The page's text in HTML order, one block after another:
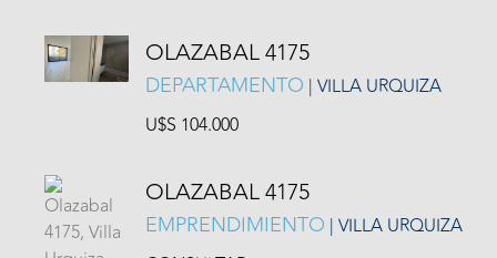
OLAZABAL 4175
DEPARTAMENTO | VILLA URQUIZA
U$S 104.000
OLAZABAL 4175
EMPRENDIMIENTO | VILLA URQUIZA